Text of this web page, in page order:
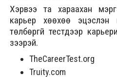
Хэрвээ та хараахан
карьер хөөхөө эцэслэн
төлбөргүй тестүүдээр
үзээрэй.
TheCareerTest.org
Truity.com